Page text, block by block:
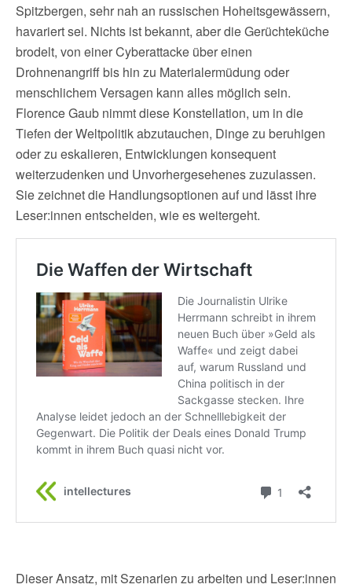
Spitzbergen, sehr nah an russischen Hoheitsgewässern,
havariert sei. Nichts ist bekannt, aber die Gerüchteküche
brodelt, von einer Cyberattacke über einen
Drohnenangriff bis hin zu Materialermüdung oder
menschlichem Versagen kann alles möglich sein.
Florence Gaub nimmt diese Konstellation, um in die
Tiefen der Weltpolitik abzutauchen, Dinge zu beruhigen
oder zu eskalieren, Entwicklungen konsequent
weiterzudenken und Unvorhergesehenes zuzulassen.
Sie zeichnet die Handlungsoptionen auf und lässt ihre
Leser:innen entscheiden, wie es weitergeht.
Dieser Ansatz, mit Szenarien zu arbeiten und Leser:innen